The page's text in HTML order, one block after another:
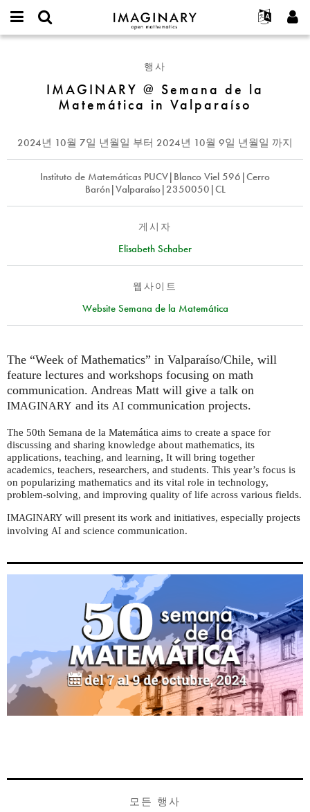
IMAGINARY
open
Français
Deutsch
한국어
Türkçe
Programs
Galleries
Hands-On
Texts
Exhibitions
나머지 보기...
프로젝트
참가하기
연락처
username
새로운 비밀번호 요청하기
Semana
Matemática
Valparaíso
행사
IMAGINARY @ Semana de la
Matemática in Valparaíso
2024년 10월 7일 년월일 부터 2024년 10월 9일 년월일 까지
Instituto de Matemáticas PUCV|Blanco Viel 596|Cerro
Barón|Valparaíso|2350050|CL
게시자
Elisabeth Schaber
웹사이트
Website Semana de la Matemática
The “Week of Mathematics” in Valparaíso/Chile, will
feature lectures and workshops focusing on math
communication. Andreas Matt will give a talk on
IMAGINARY and its AI communication projects.
The 50th Semana de la Matemática aims to create a space for
discussing and sharing knowledge about mathematics, its
applications, teaching, and learning, It will bring together
academics, teachers, researchers, and students. This year’s focus is
on popularizing mathematics and its vital role in technology,
problem-solving, and improving quality of life across various fields.
IMAGINARY will present its work and initiatives, especially projects
involving AI and science communication.
모든 행사